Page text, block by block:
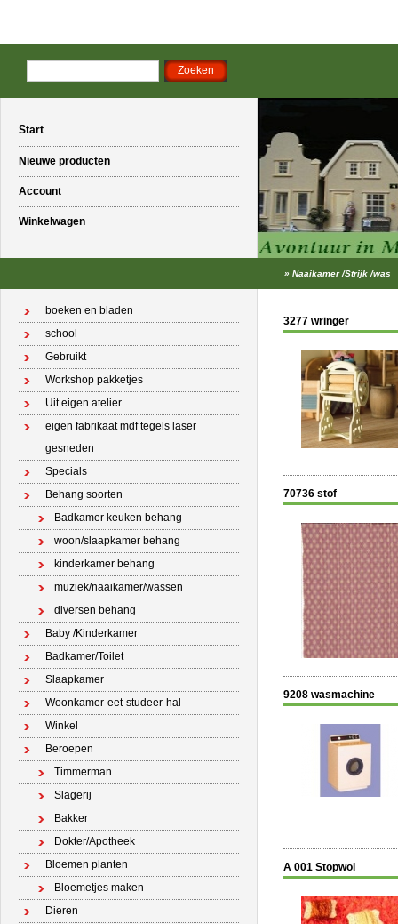
Start
Nieuwe producten
Account
Winkelwagen
» Naaikamer /Strijk /was
boeken en bladen
school
Gebruikt
Workshop pakketjes
Uit eigen atelier
eigen fabrikaat mdf tegels laser
gesneden
Specials
Behang soorten
Badkamer keuken behang
woon/slaapkamer behang
kinderkamer behang
muziek/naaikamer/wassen
diversen behang
Baby /Kinderkamer
Badkamer/Toilet
Slaapkamer
Woonkamer-eet-studeer-hal
Winkel
Beroepen
Timmerman
Slagerij
Bakker
Dokter/Apotheek
Bloemen planten
Bloemetjes maken
Dieren
3277 wringer
70736 stof
9208 wasmachine
A 001 Stopwol